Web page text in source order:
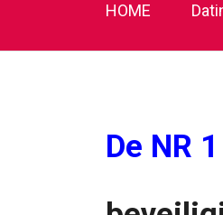
HOME
De NR